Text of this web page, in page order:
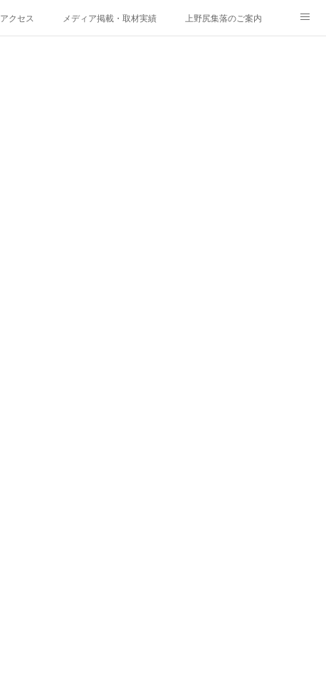
アクセス メディア掲載・取材実績 上野尻集落のご案内